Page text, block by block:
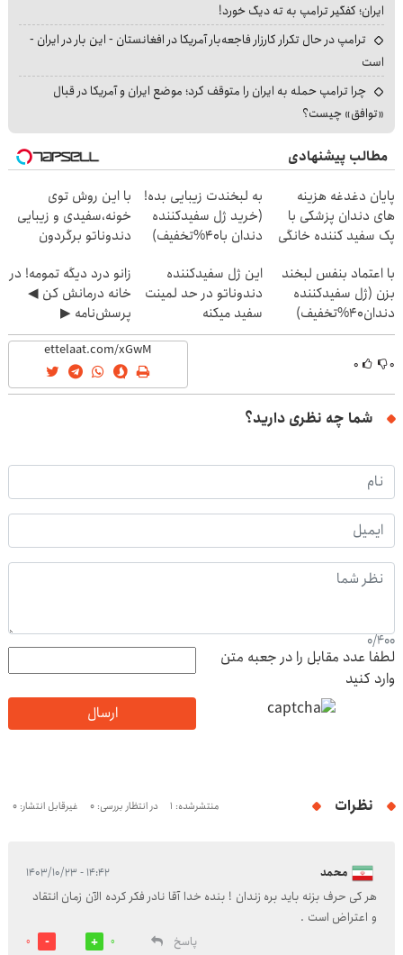
ایران؛ کفگیر ترامپ به ته دیگ خورد!
ترامپ در حال تکرار کارزار فاجعه‌بار آمریکا در افغانستان - این بار در ایران -
است
چرا ترامپ حمله به ایران را متوقف کرد؛ موضع ایران و آمریکا در قبال
«توافق» چیست؟
مطالب پیشنهادی
پایان دغدغه هزینه
های دندان پزشکی با
پک سفید کننده خانگی
به لبخندت زیبایی بده!
(خرید ژل سفیدکننده
دندان با40%تخفیف)
با این روش توی
خونه،سفیدی و زیبایی
دندوناتو برگردون
با اعتماد بنفس لبخند
بزن (ژل سفیدکننده
دندان40%تخفیف)
این ژل سفیدکننده
دندوناتو در حد لمینت
سفید میکنه
(40%تخفیف)
زانو درد دیگه تمومه! در
خانه درمانش کن ◀
پرسش‌نامه ▶
۰ ۰
شما چه نظری دارید؟
0/400
لطفا عدد مقابل را در جعبه متن
وارد کنید
ارسال
نظرات منتشرشده: 1 در انتظار بررسی: 0 غیرقابل انتشار: 0
محمد ۱۴:۴۲ - ۱۴۰۳/۱۰/۲۳
هر کی حرف بزنه باید بره زندان ! بنده خدا آقا نادر فکر کرده الآن زمان انتقاد
و اعتراض است .
پاسخ
0
0